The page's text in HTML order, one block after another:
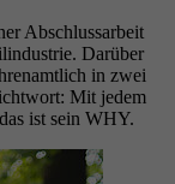
Abschlussarbeit
Darüber
in zwei
Mit jedem
ist sein WHY.